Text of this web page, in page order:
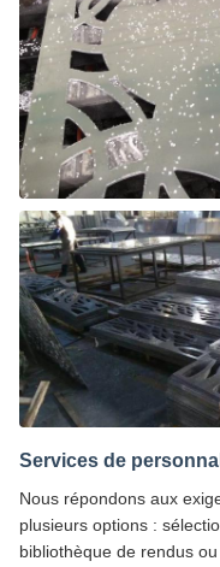
Services de
Nous répondons aux
plusieurs options :
bibliothèque de rendus